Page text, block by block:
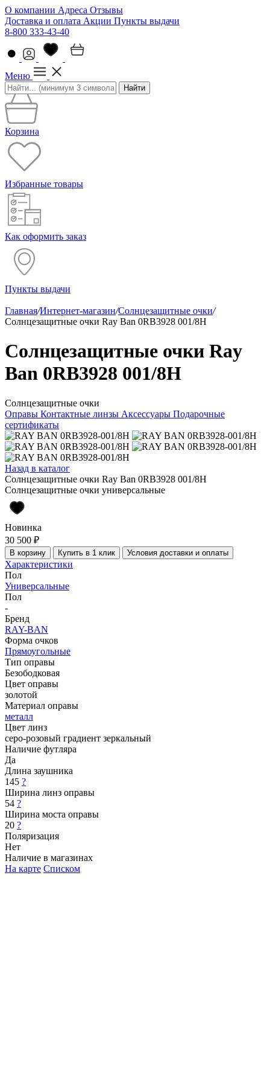
О компании Адреса Отзывы
Доставка и оплата Акции Пункты выдачи
8-800 333-43-40
Меню
Найти
Корзина
Избранные товары
Как оформить заказ
Пункты выдачи
Главная/Интернет-магазин/Солнцезащитные очки/
Солнцезащитные очки Ray Ban 0RB3928 001/8H
Солнцезащитные очки Ray
Ban 0RB3928 001/8H
Солнцезащитные очки
Оправы Контактные линзы Аксессуары Подарочные
сертификаты
Назад в каталог
Солнцезащитные очки Ray Ban 0RB3928 001/8H
Солнцезащитные очки универсальные
Новинка
30 500 ₽
В корзину Купить в 1 клик Условия доставки и оплаты
Характеристики
Пол
Универсальные
Пол
-
Бренд
RAY-BAN
Форма очков
Прямоугольные
Тип оправы
Безободковая
Цвет оправы
золотой
Материал оправы
металл
Цвет линз
серо-розовый градиент зеркальный
Наличие футляра
Да
Длина заушника
145 ?
Ширина линз оправы
54 ?
Ширина моста оправы
20 ?
Поляризация
Нет
Наличие в магазинах
На карте Списком